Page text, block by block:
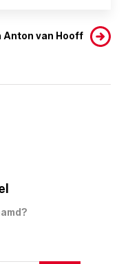
Anton van Hooff